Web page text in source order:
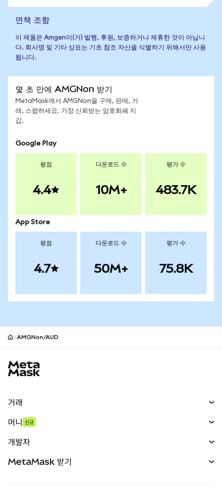
면책 조항
이 제품은 Amgen이(가) 발행, 후원, 보증하거나 제휴한 것이 아닙니
다. 회사명 및 기타 상표는 기초 참조 자산을 식별하기 위해서만 사용
됩니다.
몇 초 만에 AMGNon 받기
MetaMask에서 AMGNon을 구매, 판매, 거
래, 스왑하세요. 가장 신뢰받는 암호화폐 지
갑.
Google Play
평점
4.4
다운로드 수
10M+
평가 수
483.7K
App Store
평점
4.7
다운로드 수
50M+
평가 수
75.8K
AMGNon/AUD
거래
무기한 선물
실물자산
머니 신규
개발자
MetaMask 받기